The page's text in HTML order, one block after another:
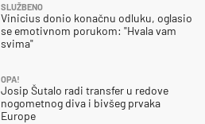
SLUŽBENO
Vinicius donio konačnu odluku, oglasio
se emotivnom porukom: "Hvala vam
svima"
OPA!
Josip Šutalo radi transfer u redove
nogometnog diva i bivšeg prvaka
Europe